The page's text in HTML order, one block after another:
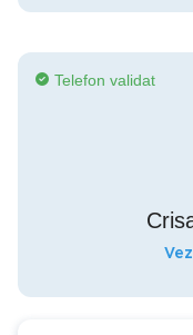
Telefon validat